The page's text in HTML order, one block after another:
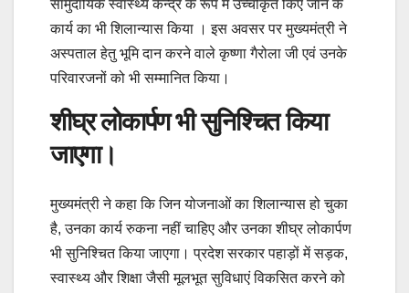
सामुदायिक स्वास्थ्य केन्द्र के रूप में उच्चीकृत किए जाने के
कार्य का भी शिलान्यास किया । इस अवसर पर मुख्यमंत्री ने
अस्पताल हेतु भूमि दान करने वाले कृष्णा गैरोला जी एवं उनके
परिवारजनों को भी सम्मानित किया।
शीघ्र लोकार्पण भी सुनिश्चित किया
जाएगा।
मुख्यमंत्री ने कहा कि जिन योजनाओं का शिलान्यास हो चुका
है, उनका कार्य रुकना नहीं चाहिए और उनका शीघ्र लोकार्पण
भी सुनिश्चित किया जाएगा। प्रदेश सरकार पहाड़ों में सड़क,
स्वास्थ्य और शिक्षा जैसी मूलभूत सुविधाएं विकसित करने को